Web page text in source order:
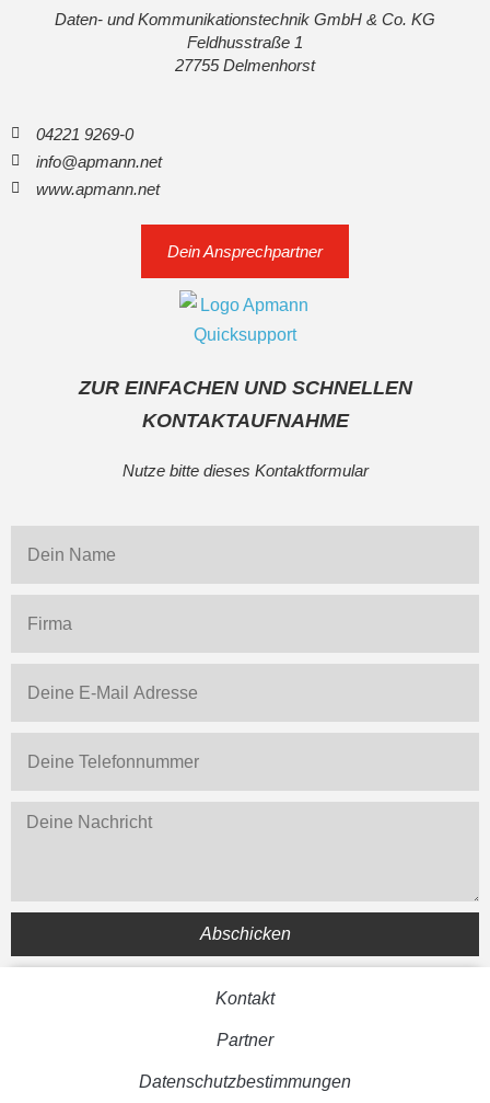
Daten- und Kommunikationstechnik GmbH & Co. KG
Feldhusstraße 1
27755 Delmenhorst
04221 9269-0
info@apmann.net
www.apmann.net
Dein Ansprechpartner
ZUR EINFACHEN UND SCHNELLEN
KONTAKTAUFNAHME
Nutze bitte dieses Kontaktformular
Abschicken
Kontakt
Partner
Datenschutzbestimmungen